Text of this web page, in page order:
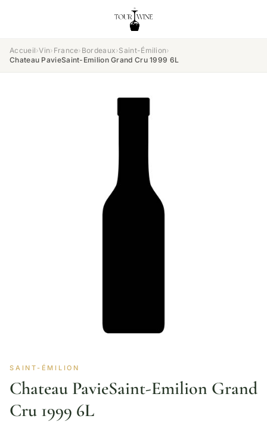
Accueil›Vin› France› Bordeaux›Saint-Émilion›
Chateau PavieSaint-Emilion Grand Cru 1999 6L
SAINT-ÉMILION
Chateau PavieSaint-Emilion Grand
Cru 1999 6L